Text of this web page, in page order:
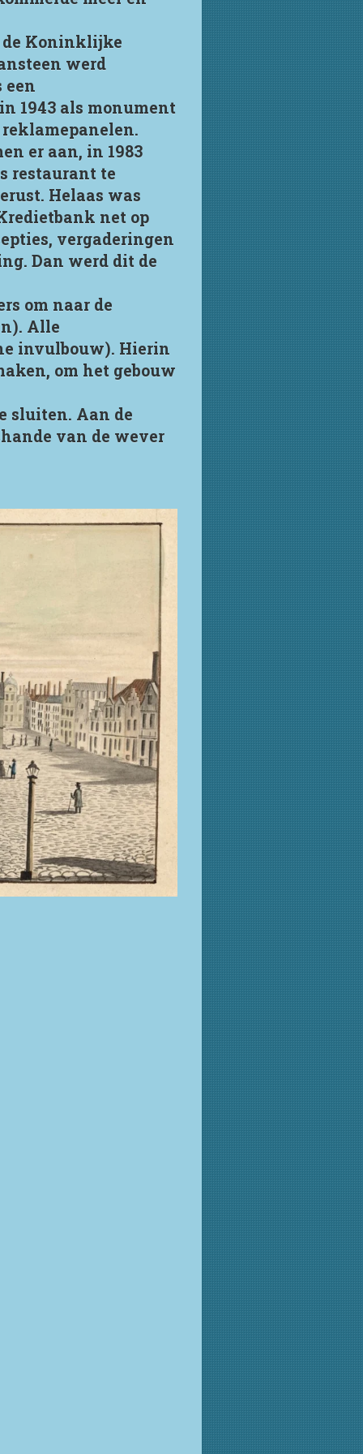
de Koninklijke
werd
een
1943 als monument
er aan, in 1983
restaurant te
Helaas was
net op
vergaderingen
Dan werd dit de
om naar de
Alle
invulbouw). Hierin
om het gebouw
sluiten. Aan de
van de wever